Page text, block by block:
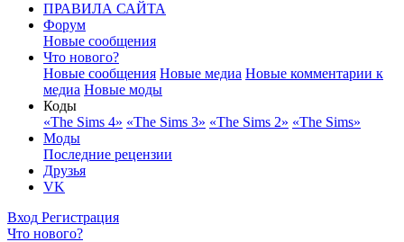
ПРАВИЛА САЙТА
Форум
Новые сообщения
Что нового?
Новые сообщения Новые медиа Новые комментарии к
медиа Новые моды
Коды
«The Sims 4» «The Sims 3» «The Sims 2» «The Sims»
Моды
Последние рецензии
Друзья
VK
Вход Регистрация
Что нового?